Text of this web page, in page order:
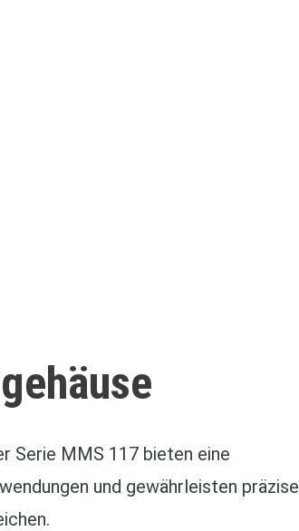
Serie MMS 117 bieten eine
und gewährleisten präzise